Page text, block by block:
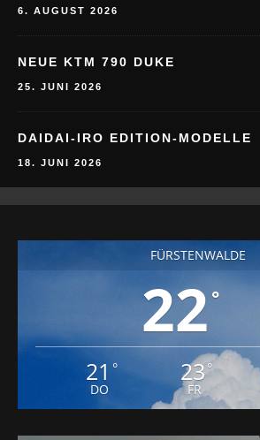
6. AUGUST 2026
NEUE KTM 790 DUKE
25. JUNI 2026
DAIDAI-IRO EDITION-MODELLE
18. JUNI 2026
FÜRSTENWALDE
22 °
21 °
DO
23°
FR